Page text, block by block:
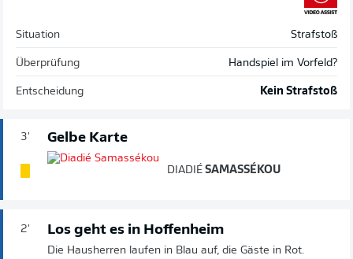
Situation Strafstoß
Überprüfung Handspiel im Vorfeld?
Entscheidung Kein Strafstoß
3' Gelbe Karte
DIADIÉ SAMASSÉKOU
2' Los geht es in Hoffenheim
Die Hausherren laufen in Blau auf, die Gäste in Rot.